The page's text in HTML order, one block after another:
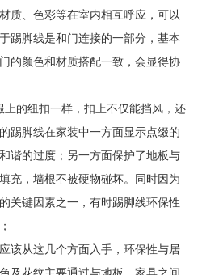
质、色彩等在室内相互呼应，可以
踢脚线是和门连接的一部分，基本
的颜色和材质搭配一致，会显得协
上的纽扣一样，扣上不仅能挡风，还
踢脚线在家装中一方面显示点缀的
谐的过度；另一方面保护了地板与
充，墙根不被硬物碰坏。同时因为
关键因素之一，有时踢脚线环保性
该从这几个方面入手，环保性与居